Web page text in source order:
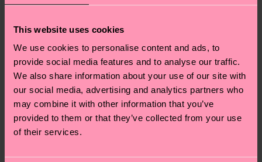
This website uses cookies
We use cookies to personalise content and ads, to
provide social media features and to analyse our traffic.
We also share information about your use of our site with
our social media, advertising and analytics partners who
may combine it with other information that you’ve
provided to them or that they’ve collected from your use
of their services.
Du hast Fragen zu einer Retoure? In unserem
am häufigsten gestellten Fragen.